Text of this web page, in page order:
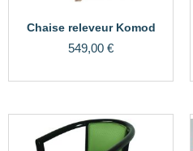
Chaise releveur Komod
549,00 €